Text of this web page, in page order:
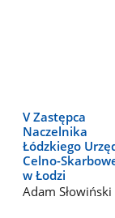
​​​​​​​V Zastępca
Naczelnika
Łódzkiego
Celno-
w Łodzi
Adam Słowiński